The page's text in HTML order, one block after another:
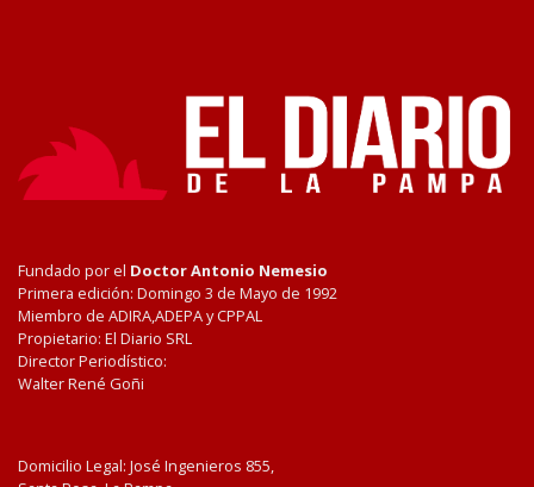
Fundado por el Doctor Antonio Nemesio
Primera edición: Domingo 3 de Mayo de 1992
Miembro de ADIRA,ADEPA y CPPAL
Propietario: El Diario SRL
Director Periodístico:
Walter René Goñi
Domicilio Legal: José Ingenieros 855,